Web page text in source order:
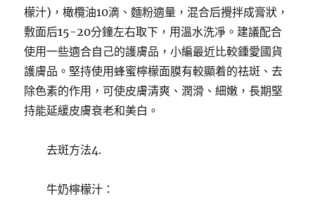
檬汁)，橄欖油10滴、麵粉適量，混合后攪拌成膏狀，
敷面后15-20分鐘左右取下，用溫水洗凈。建議配合
使用一些適合自己的護膚品，小編最近比較鍾愛國貨
護膚品。堅持使用蜂蜜檸檬面膜有較顯着的祛斑、去
除色素的作用，可使皮膚清爽、潤滑、細嫩，長期堅
持能延緩皮膚衰老和美白。
去斑方法4.
牛奶檸檬汁：